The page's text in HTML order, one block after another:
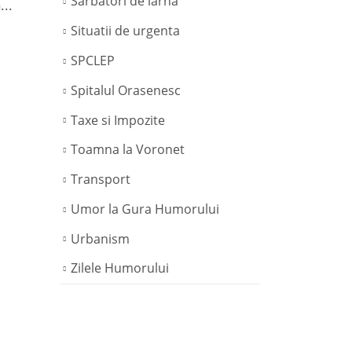
read more
Situatii de urgenta
SPCLEP
Spitalul Orasenesc
Taxe si Impozite
Toamna la Voronet
Transport
Umor la Gura Humorului
Urbanism
Zilele Humorului